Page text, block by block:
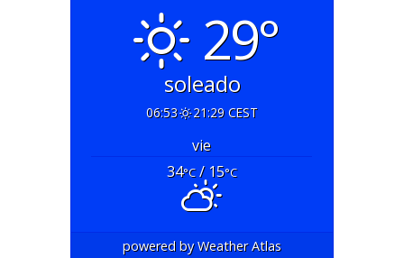
29°
soleado
06:53 21:29 CEST
vie
34°C/ 15°C
powered byWeather Atlas